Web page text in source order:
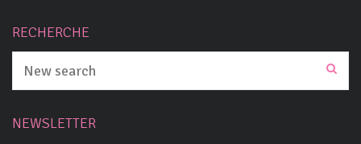
RECHERCHE
NEWSLETTER